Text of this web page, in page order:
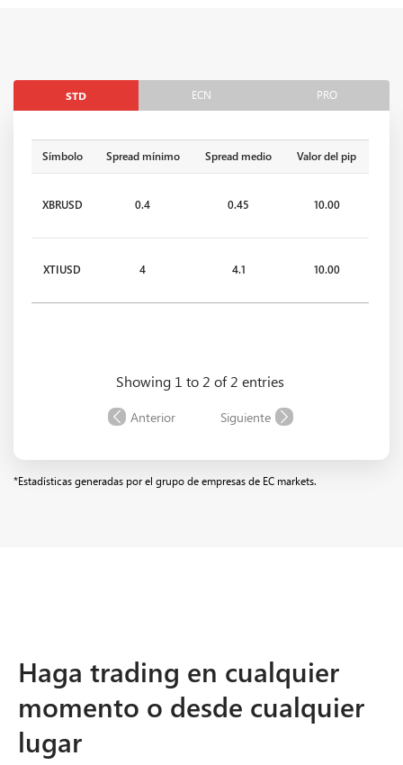
STD ECN PRO
Símbolo Spread mínimo Spread medio Valor del pip
XBRUSD 0.4 0.45 10.00
XTIUSD 4 4.1 10.00
Showing 1 to 2 of 2 entries
Anterior Siguiente
*Estadísticas generadas por el grupo de empresas de EC markets.
Haga trading en cualquier
momento o desde cualquier
lugar